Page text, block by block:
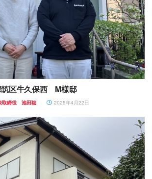
筑区牛久保西 M様邸
取締役 池田聡 2025年4月22日